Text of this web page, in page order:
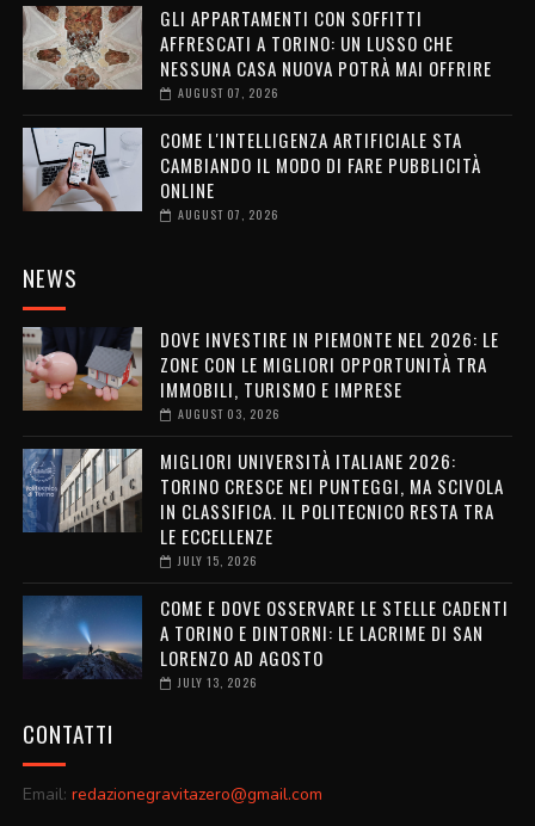
GLI APPARTAMENTI CON SOFFITTI
AFFRESCATI A TORINO: UN LUSSO CHE
NESSUNA CASA NUOVA POTRÀ MAI OFFRIRE
AUGUST 07, 2026
COME L'INTELLIGENZA ARTIFICIALE STA
CAMBIANDO IL MODO DI FARE PUBBLICITÀ
ONLINE
AUGUST 07, 2026
NEWS
DOVE INVESTIRE IN PIEMONTE NEL 2026: LE
ZONE CON LE MIGLIORI OPPORTUNITÀ TRA
IMMOBILI, TURISMO E IMPRESE
AUGUST 03, 2026
MIGLIORI UNIVERSITÀ ITALIANE 2026:
TORINO CRESCE NEI PUNTEGGI, MA SCIVOLA
IN CLASSIFICA. IL POLITECNICO RESTA TRA
LE ECCELLENZE
JULY 15, 2026
COME E DOVE OSSERVARE LE STELLE CADENTI
A TORINO E DINTORNI: LE LACRIME DI SAN
LORENZO AD AGOSTO
JULY 13, 2026
CONTATTI
Email: redazionegravitazero@gmail.com